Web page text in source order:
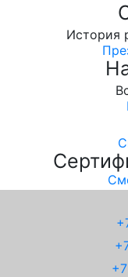
История